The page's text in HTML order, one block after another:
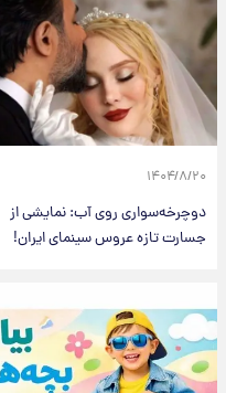
۱۴۰۴/۸/۲۰
دوچرخه‌سواری روی آب: نمایشی از
جسارت تازه عروس سینمای ایران!